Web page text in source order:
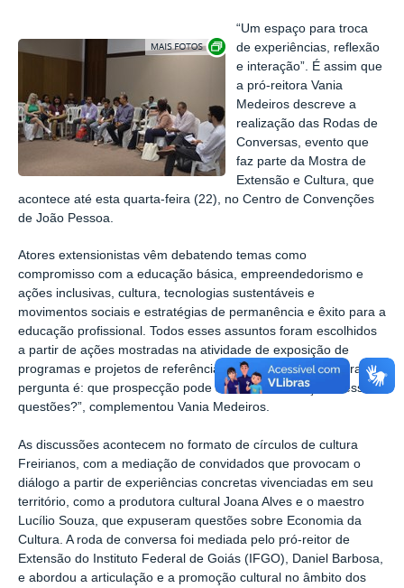
Exibir carrossel de imagens
“Um espaço para troca
de experiências, reflexão
e interação”. É assim que
a pró-reitora Vania
Medeiros descreve a
realização das Rodas de
Conversas, evento que
faz parte da Mostra de
Extensão e Cultura, que
acontece até esta quarta-feira (22), no Centro de Convenções
de João Pessoa.
Atores extensionistas vêm debatendo temas como
compromisso com a educação básica, empreendedorismo e
ações inclusivas, cultura, tecnologias sustentáveis e
movimentos sociais e estratégias de permanência e êxito para a
educação profissional. Todos esses assuntos foram escolhidos
a partir de ações mostradas na atividade de exposição de
programas e projetos de referência da Rede Federal. “A grande
pergunta é: que prospecção pode ser feita em relação a essas
questões?”, complementou Vania Medeiros.
As discussões acontecem no formato de círculos de cultura
Freirianos, com a mediação de convidados que provocam o
diálogo a partir de experiências concretas vivenciadas em seu
território, como a produtora cultural Joana Alves e o maestro
Lucílio Souza, que expuseram questões sobre Economia da
Cultura. A roda de conversa foi mediada pelo pró-reitor de
Extensão do Instituto Federal de Goiás (IFGO), Daniel Barbosa,
e abordou a articulação e a promoção cultural no âmbito dos